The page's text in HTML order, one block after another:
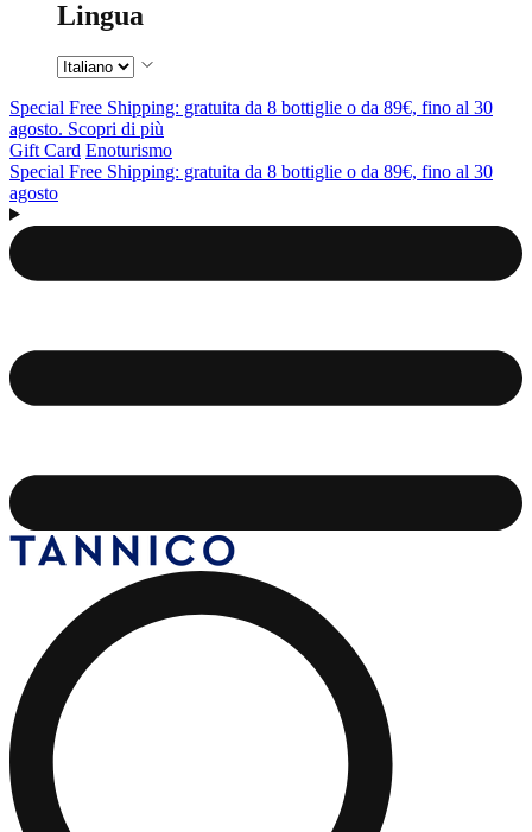
Lingua
Special Free Shipping: gratuita da 8 bottiglie o da 89€, fino al 30
agosto. Scopri di più
Gift Card Enoturismo
Special Free Shipping: gratuita da 8 bottiglie o da 89€, fino al 30
agosto